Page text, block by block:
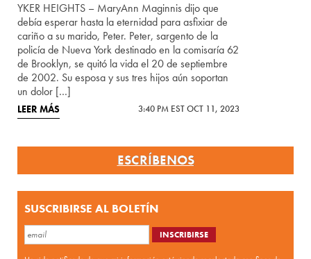
YKER HEIGHTS – MaryAnn Maginnis dijo que
debía esperar hasta la eternidad para asfixiar de
cariño a su marido, Peter. Peter, sargento de la
policía de Nueva York destinado en la comisaría 62
de Brooklyn, se quitó la vida el 20 de septiembre
de 2002. Su esposa y sus tres hijos aún soportan
un dolor […]
LEER MÁS 3:40 PM EST OCT 11, 2023
ESCRÍBENOS
SUSCRIBIRSE AL BOLETÍN